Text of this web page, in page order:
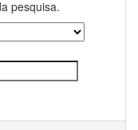
pesquisa.